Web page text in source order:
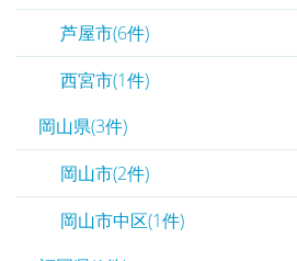
芦屋市(6件)
西宮市(1件)
岡山県(3件)
岡山市(2件)
岡山市中区(1件)